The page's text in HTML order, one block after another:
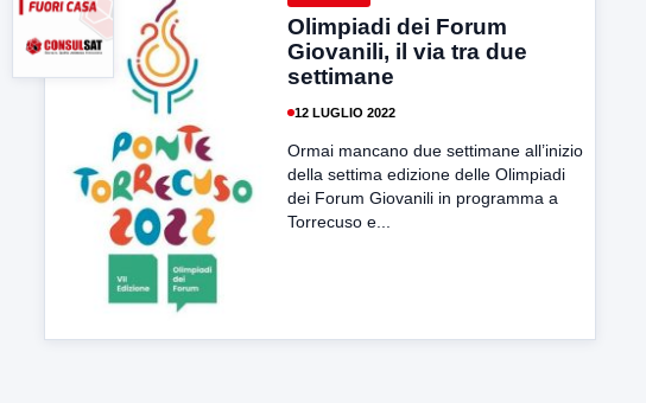
Olimpiadi dei Forum
Giovanili, il via tra due
settimane
12 LUGLIO 2022
Ormai mancano due settimane all’inizio
della settima edizione delle Olimpiadi
dei Forum Giovanili in programma a
Torrecuso e...